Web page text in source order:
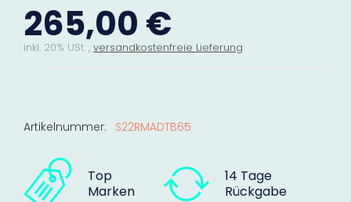
265,00 €
inkl. 20% USt. , versandkostenfreie Lieferung
Artikelnummer: S22RMADTB65
Top
Marken
14 Tage
Rückgabe